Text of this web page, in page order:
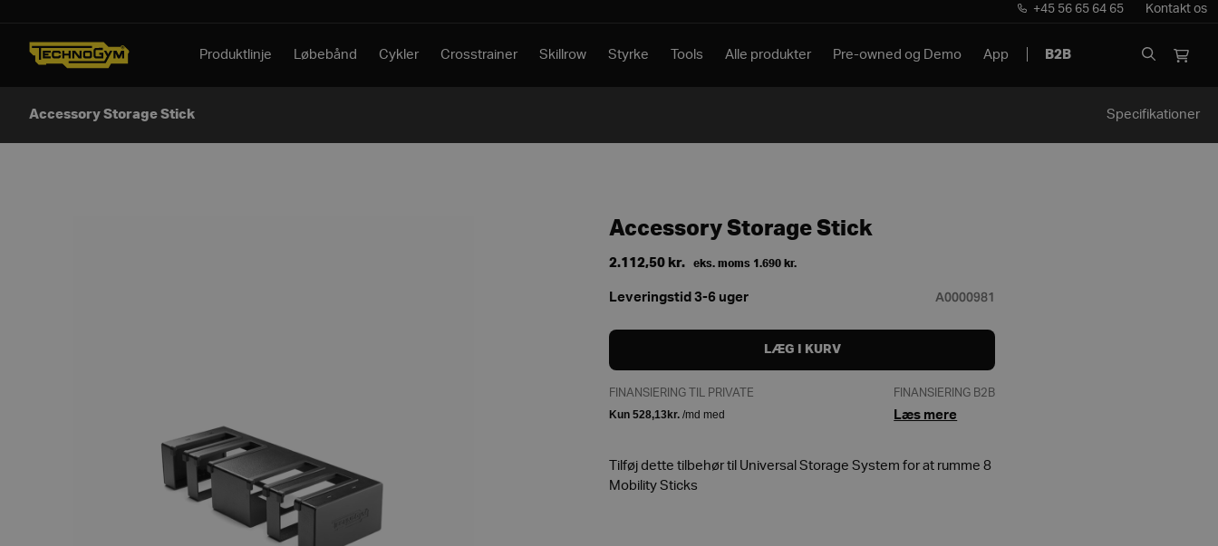
+45 56 65 64 65 Kontakt os
Produktlinje Løbebånd Cykler Crosstrainer Skillrow Styrke Tools Alle produkter Pre-owned og Demo App B2B
Accessory Storage Stick Specifikationer
Accessory Storage Stick
2.112,50 kr. eks. moms 1.690 kr.
Leveringstid 3-6 uger A0000981
LÆG I KURV
FINANSIERING TIL PRIVATE FINANSIERING B2B
Læs mere
Tilføj dette tilbehør til Universal Storage System for at rumme 8
Mobility Sticks